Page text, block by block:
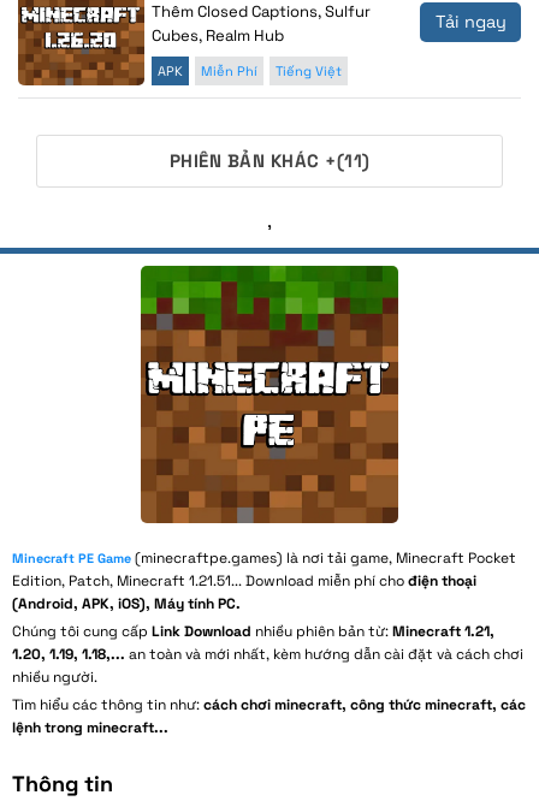
Thêm Closed Captions, Sulfur
Cubes, Realm Hub
APK Miễn Phí Tiếng Việt
Tải ngay
PHIÊN BẢN KHÁC +(11)
,
Minecraft PE Game(minecraftpe.games) là nơi tải game, Minecraft Pocket
Edition, Patch, Minecraft 1.21.51... Download miễn phí chođiện thoại
(Android, APK, iOS), Máy tính PC.
Chúng tôi cung cấp Link Download nhiều phiên bản từ:Minecraft 1.21,
1.20, 1.19, 1.18,... an toàn và mới nhất, kèm hướng dẫn cài đặt và cách chơi
nhiều người.
Tìm hiểu các thông tin như:cách chơi minecraft, công thức minecraft, các
lệnh trong minecraft...
Thông tin